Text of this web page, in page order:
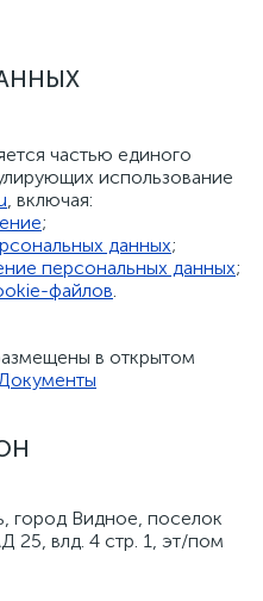
частью единого
использование
, включая:
;
данных;
персональных данных;
файлов.
в открытом
город Видное, поселок
25, влд. 4 стр. 1, эт/пом